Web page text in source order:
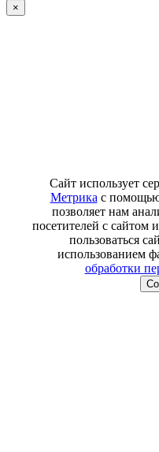
×
Сайт использует
Метрика с
позволяет нам
посетителей с сайтом
пользоваться
использованием
обработки